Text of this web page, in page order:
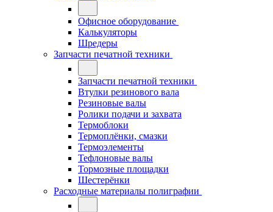
Офисное оборудование
Калькуляторы
Шредеры
Запчасти печатной техники
Запчасти печатной техники
Втулки резинового вала
Резиновые валы
Ролики подачи и захвата
Термоблоки
Термоплёнки, смазки
Термоэлементы
Тефлоновые валы
Тормозные площадки
Шестерёнки
Расходные материалы полиграфии